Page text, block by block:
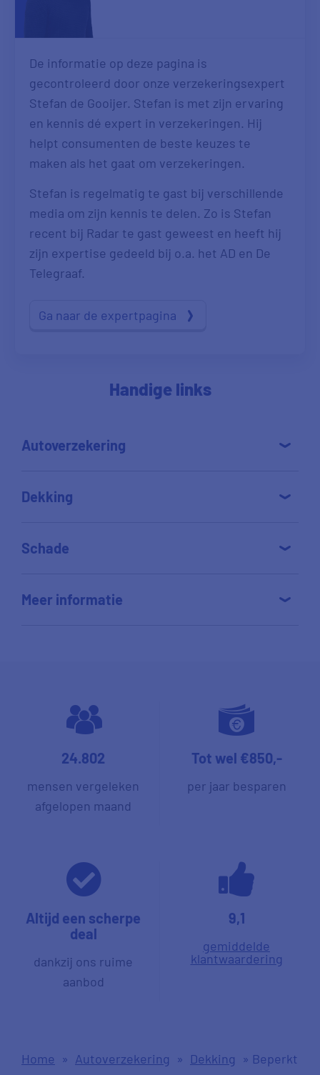
De informatie op deze pagina is
gecontroleerd door onze verzekeringsexpert
Stefan de Gooijer. Stefan is met zijn ervaring
en kennis dé expert in verzekeringen. Hij
helpt consumenten de beste keuzes te
maken als het gaat om verzekeringen.
Stefan is regelmatig te gast bij verschillende
media om zijn kennis te delen. Zo is Stefan
recent bij Radar te gast geweest en heeft hij
zijn expertise gedeeld bij o.a. het AD en De
Telegraaf.
Ga naar de expertpagina
Handige links
Autoverzekering
Dekking
Schade
Meer informatie
24.802
mensen vergeleken
afgelopen maand
Tot wel €850,-
per jaar besparen
Altijd een scherpe
deal
dankzij ons ruime
aanbod
9,1
gemiddelde
klantwaardering
Home » Autoverzekering » Dekking » Beperkt